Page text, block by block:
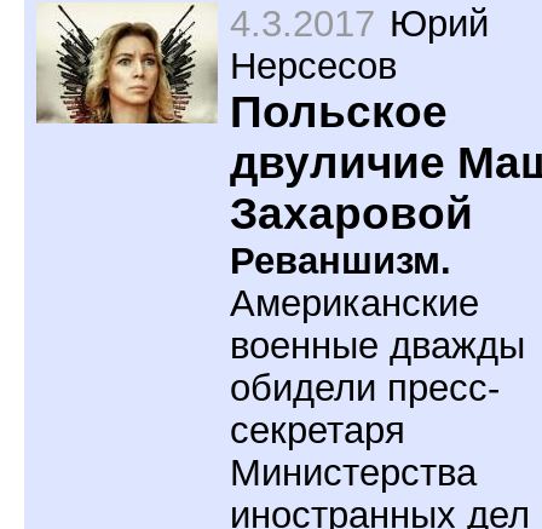
4.3.2017 Юрий
Нерсесов
Польское
двуличие
Захаровой
Реваншизм.
Американские
военные дважды
обидели пресс-
секретаря
Министерства
иностранных дел